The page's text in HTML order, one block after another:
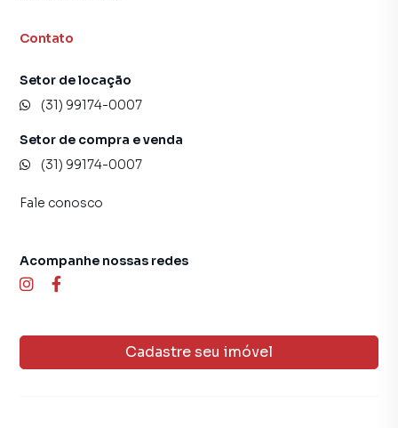
Contato
Setor de locação
(31) 99174-0007
Setor de compra e venda
(31) 99174-0007
Fale conosco
Cadastre seu imóvel
Acompanhe nossas redes